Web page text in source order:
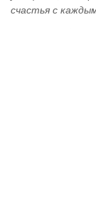
счастья с